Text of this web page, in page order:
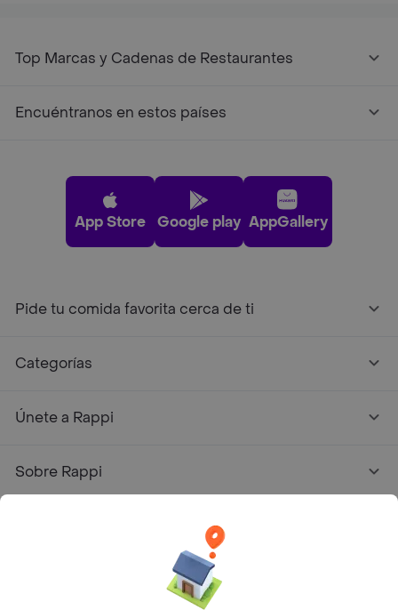
Top Marcas y Cadenas de Restaurantes
Encuéntranos en estos países
App Store Google play AppGallery
Pide tu comida favorita cerca de ti
Categorías
Únete a Rappi
Sobre Rappi
Facebook
TwitterInstagram
Rappi Inc. All rights reserved.